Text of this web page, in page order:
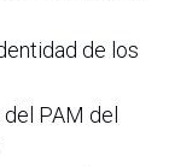
de los
PAM del